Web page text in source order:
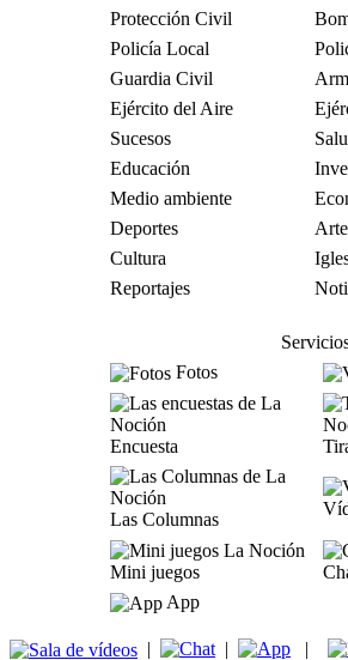
Protección Civil
Policía Local
Guardia Civil
Ejército del Aire
Sucesos
Educación
Medio ambiente
Deportes
Arte
Cultura
Reportajes
Fotos
Encuesta
Las Columnas
Mini juegos
App
| | |